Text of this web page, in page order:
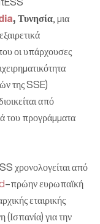
, Τυνησία , μια
οι υπάρχουσες
της SSE)
από
του προγράμματα
χρονολογείται από
–πρώην ευρωπαϊκή
εταιρικής
για την